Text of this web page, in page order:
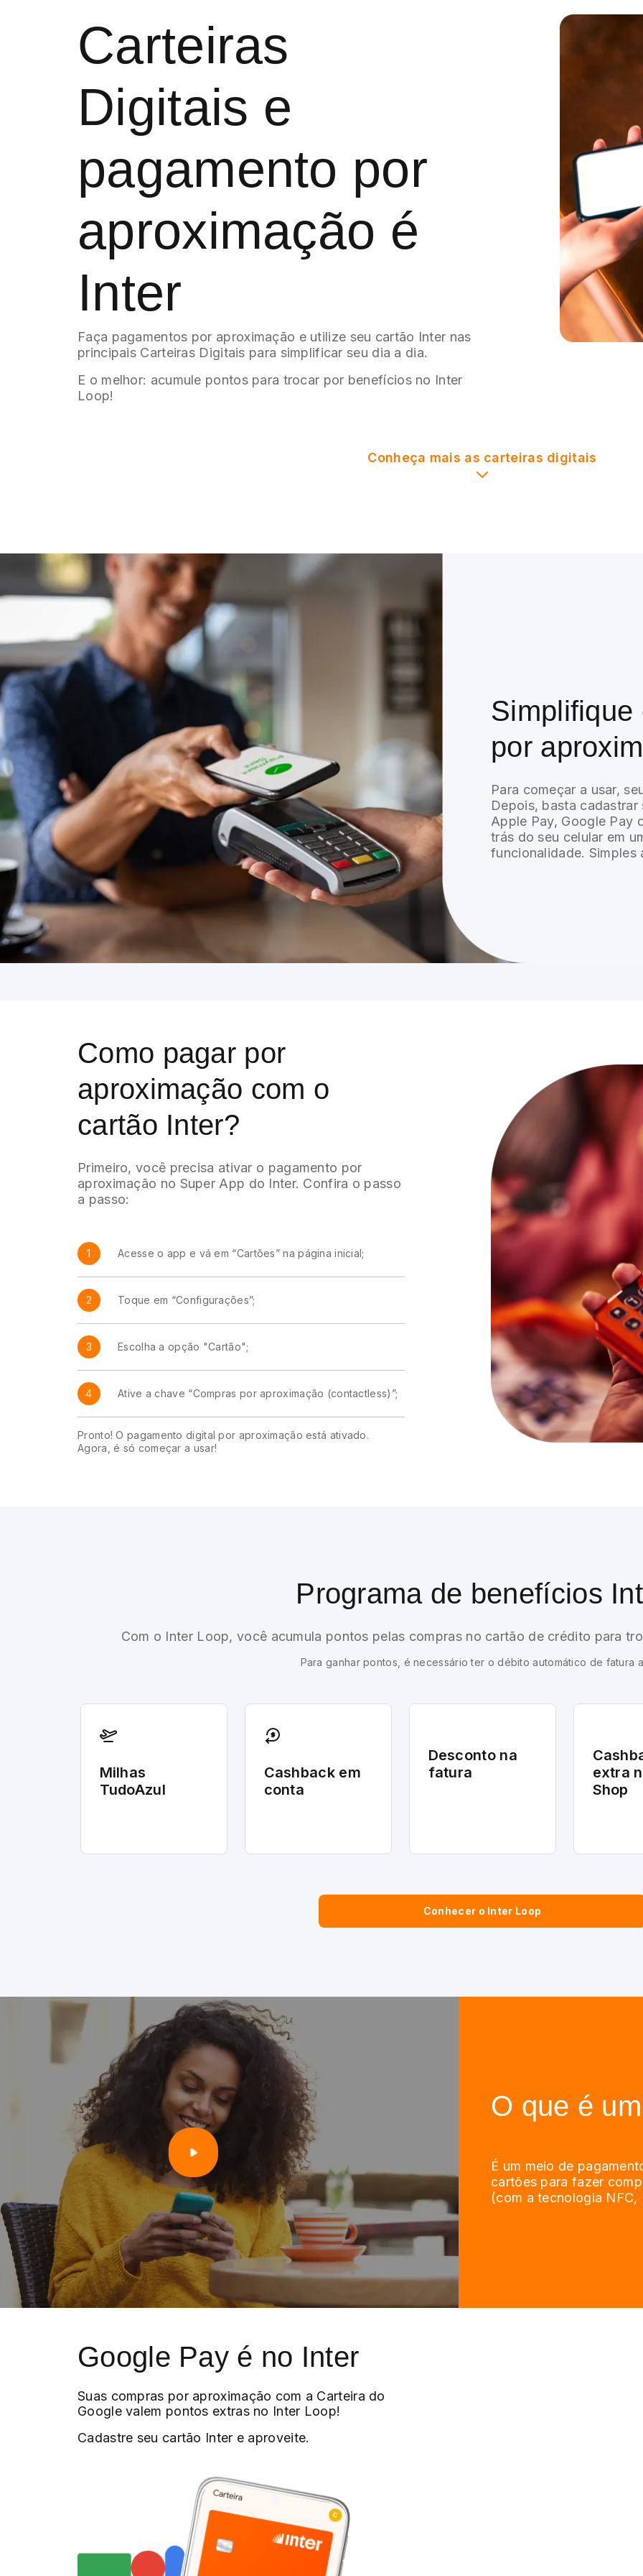
Carteiras
Digitais e
pagamento por
aproximação é
Inter
Faça pagamentos por aproximação e utilize seu cartão Inter nas
principais Carteiras Digitais para simplificar seu dia a dia.
E o melhor: acumule pontos para trocar por benefícios no Inter
Loop!
Conheça mais as carteiras digitais
Simplifique
por
Para começar a usar,
Depois, basta
Apple Pay, Google Pay
trás do seu celular em
funcionalidade. Simples
Como pagar por
aproximação com o
cartão Inter?
Primeiro, você precisa ativar o pagamento por
aproximação no Super App do Inter. Confira o passo
a passo:
1 Acesse o app e vá em “Cartões” na página inicial;
2 Toque em “Configurações”;
3 Escolha a opção "Cartão";
4 Ative a chave “Compras por aproximação (contactless)”;
Pronto! O pagamento digital por aproximação está ativado.
Agora, é só começar a usar!
Programa de benefícios
Com o Inter Loop, você acumula pontos pelas compras no cartão de crédito para
Para ganhar pontos, é necessário ter o débito automático de fatura
Milhas
TudoAzul
Cashback em
conta
Desconto na
fatura
extra
Shop
Conhecer o Inter Loop
O que é
É um meio de
cartões para fazer
(com a tecnologia
Google Pay é no Inter
Suas compras por aproximação com a Carteira do
Google valem pontos extras no Inter Loop!
Cadastre seu cartão Inter e aproveite.